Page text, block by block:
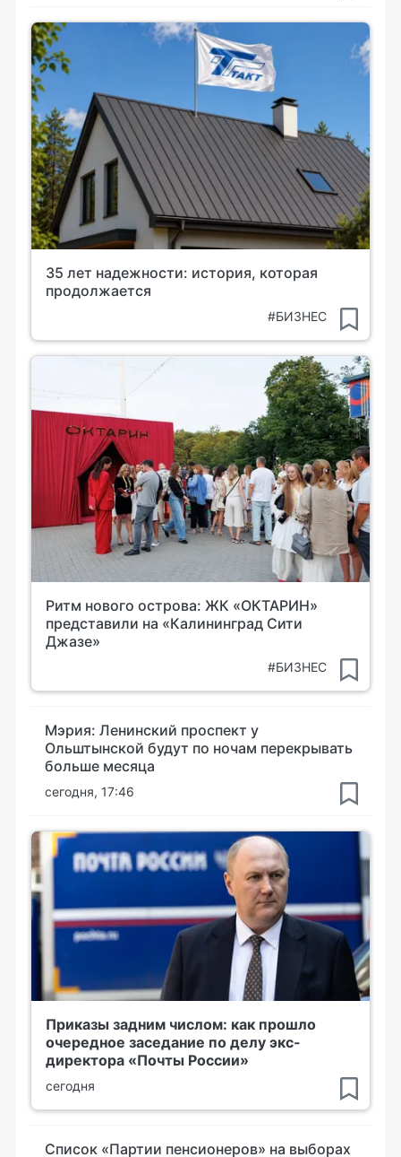
35 лет надежности: история, которая
продолжается
#БИЗНЕС
Ритм нового острова: ЖК «ОКТАРИН»
представили на «Калининград Сити
Джазе»
#БИЗНЕС
Мэрия: Ленинский проспект у
Ольштынской будут по ночам перекрывать
больше месяца
сегодня, 17:46
Приказы задним числом: как прошло
очередное заседание по делу экс-
директора «Почты России»
сегодня
Список «Партии пенсионеров» на выборах